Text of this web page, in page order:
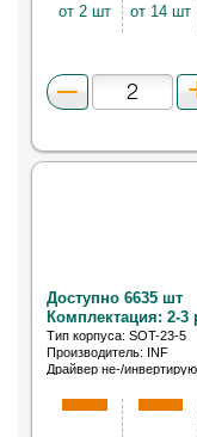
от 2 шт от 14 шт
Доступно 6635 шт
Комплектация: 2-3
Тип корпуса: SOT-23-5
Производитель: INF
Драйвер не-/